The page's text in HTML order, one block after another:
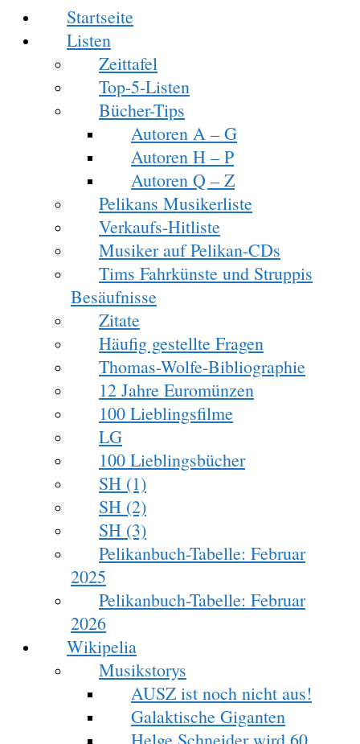
Startseite
Listen
Zeittafel
Top-5-Listen
Bücher-Tips
Autoren A – G
Autoren H – P
Autoren Q – Z
Pelikans Musikerliste
Verkaufs-Hitliste
Musiker auf Pelikan-CDs
Tims Fahrkünste und Struppis
Besäufnisse
Zitate
Häufig gestellte Fragen
Thomas-Wolfe-Bibliographie
12 Jahre Euromünzen
100 Lieblingsfilme
LG
100 Lieblingsbücher
SH (1)
SH (2)
SH (3)
Pelikanbuch-Tabelle: Februar
2025
Pelikanbuch-Tabelle: Februar
2026
Wikipelia
Musikstorys
AUSZ ist noch nicht aus!
Galaktische Giganten